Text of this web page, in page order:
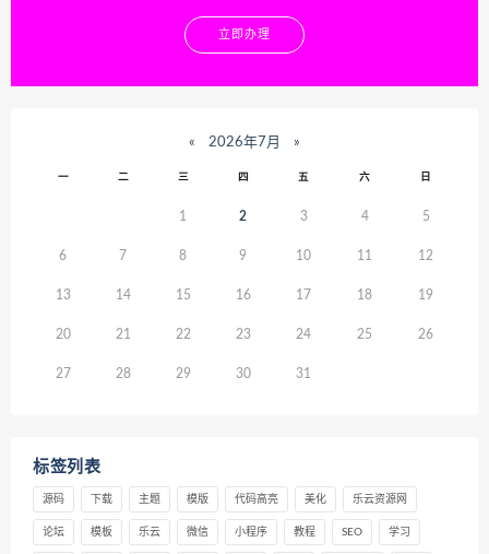
立即办理
« 2026年7月 »
一 二 三 四 五 六 日
1 2 3 4 5
6 7 8 9 10 11 12
13 14 15 16 17 18 19
20 21 22 23 24 25 26
27 28 29 30 31
标签列表
源码 下载 主题 模版 代码高亮 美化 乐云资源网
论坛 模板 乐云 微信 小程序 教程 SEO 学习